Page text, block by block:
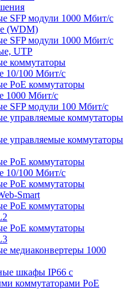
SFP модули 1000 Мбит/c
(WDM)
SFP модули 1000 Мбит/c
UTP
коммутаторы
10/100 Мбит/с
PoE коммутаторы
1000 Мбит/с
SFP модули 100 Мбит/c
управляемые коммутаторы
управляемые коммутаторы
PoE коммутаторы
10/100 Мбит/с
PoE коммутаторы
Smart
PoE коммутаторы
PoE коммутаторы
медиаконвертеры 1000
шкафы IP66 c
коммутаторами PoE